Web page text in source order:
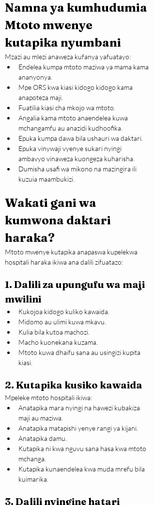
Namna ya kumhudumia
Mtoto mwenye
kutapika nyumbani
Mzazi au mlezi anaweza kufanya yafuatayo:
Endelea kumpa mtoto maziwa ya mama kama
ananyonya.
Mpe ORS kwa kiasi kidogo kidogo kama
anapoteza maji.
Fuatilia kiasi cha mkojo wa mtoto.
Angalia kama mtoto anaendelea kuwa
mchangamfu au anazidi kudhoofika.
Epuka kumpa dawa bila ushauri wa daktari.
Epuka vinywaji vyenye sukari nyingi
ambavyo vinaweza kuongeza kuharisha.
Dumisha usafi wa mikono na mazingira ili
kuzuia maambukizi.
Wakati gani wa
kumwona daktari
haraka?
Mtoto mwenye kutapika anapaswa kupelekwa
hospitali haraka ikiwa ana dalili zifuatazo:
1. Dalili za upungufu wa maji
mwilini
Kukojoa kidogo kuliko kawaida.
Midomo au ulimi kuwa mkavu.
Kulia bila kutoa machozi.
Macho kuonekana kuzama.
Mtoto kuwa dhaifu sana au usingizi kupita
kiasi.
2. Kutapika kusiko kawaida
Mpeleke mtoto hospitali ikiwa:
Anatapika mara nyingi na hawezi kubakiza
maji au maziwa.
Anatapika matapishi yenye rangi ya kijani.
Anatapika damu.
Kutapika ni kwa nguvu sana hasa kwa mtoto
mchanga.
Kutapika kunaendelea kwa muda mrefu bila
kuimarika.
3. Dalili nyingine hatari